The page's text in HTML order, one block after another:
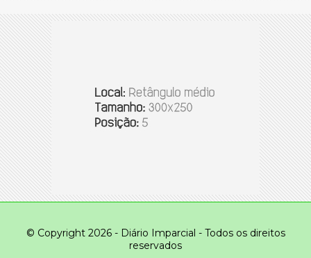
© Copyright 2026 - Diário Imparcial - Todos os direitos
reservados